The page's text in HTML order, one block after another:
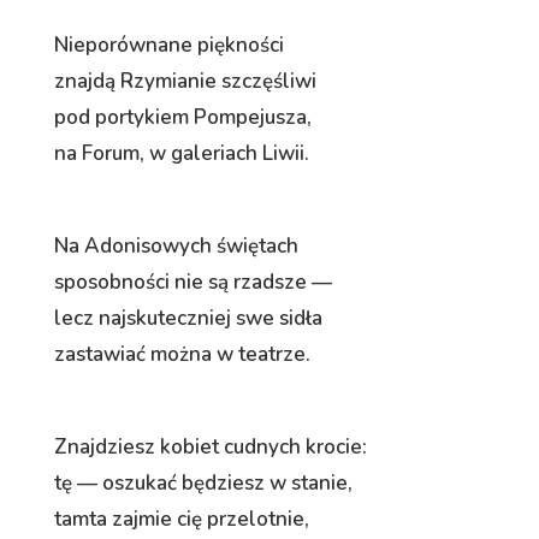
Nieporównane piękności
znajdą Rzymianie szczęśliwi
pod portykiem Pompejusza,
na Forum, w galeriach Liwii.
Na Adonisowych świętach
sposobności nie są rzadsze —
lecz najskuteczniej swe sidła
zastawiać można w teatrze.
Znajdziesz kobiet cudnych krocie:
tę — oszukać będziesz w stanie,
tamta zajmie cię przelotnie,